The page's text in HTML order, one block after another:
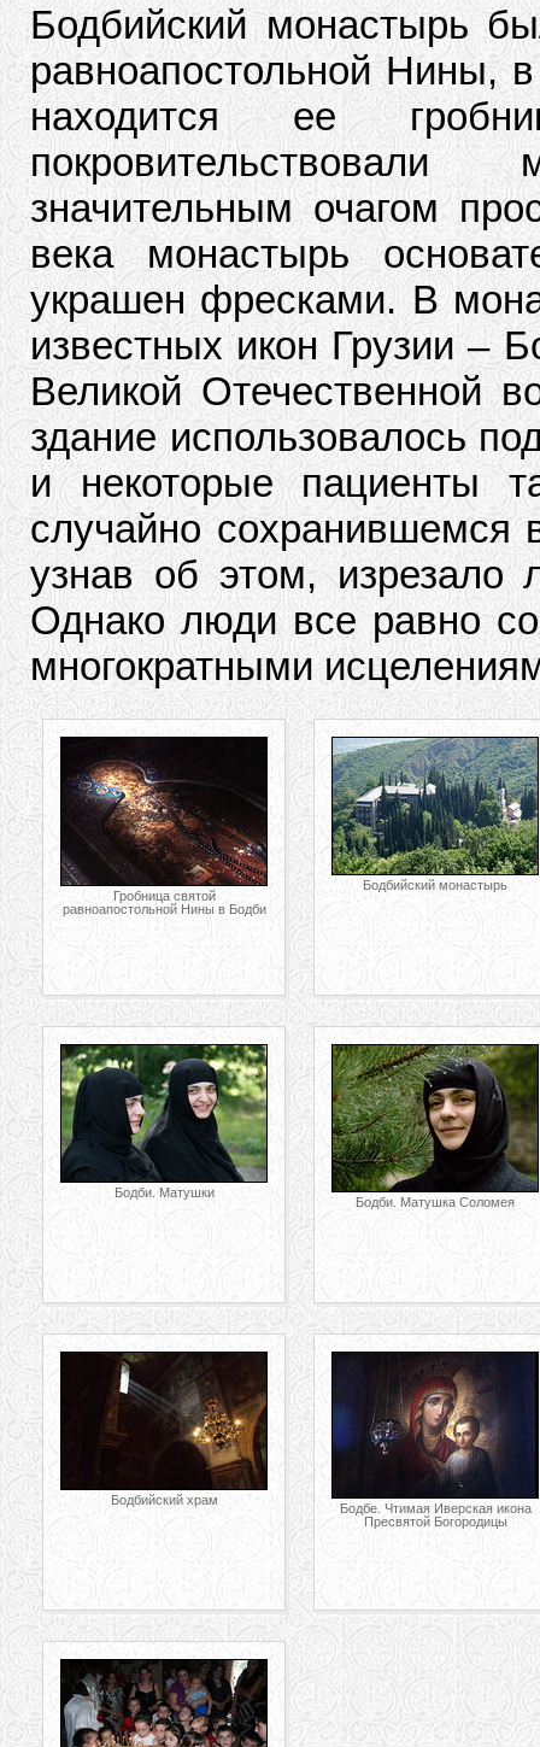
Бодбийский монастырь
равноапостольной Нины,
находится ее
значительным очагом
века монастырь
украшен фресками. В
известных икон Грузии –
Великой Отечественной
здание использовалось
и некоторые пациенты
случайно
узнав об этом, изрезало
Однако люди все равно
многократными
Гробница святой
равноапостольной Нины в Бодби
Бодбийский монастырь
Бодби. Матушки
Бодби. Матушка Соломея
Бодбийский храм
Бодбе. Чтимая Иверская икона
Пресвятой Богородицы